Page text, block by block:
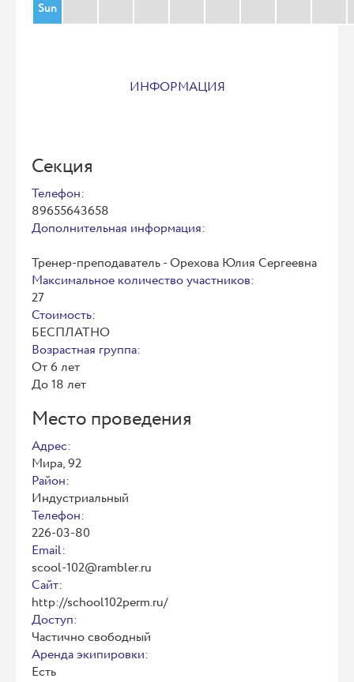
Sun
ИНФОРМАЦИЯ
Секция
Телефон:
89655643658
Дополнительная информация:
Тренер-преподаватель - Орехова Юлия Сергеевна
Максимальное количество участников:
27
Стоимость:
БЕСПЛАТНО
Возрастная группа:
От 6 лет
До 18 лет
Место проведения
Адрес:
Мира, 92
Район:
Индустриальный
Телефон:
226-03-80
Email:
scool-102@rambler.ru
Сайт:
http://school102perm.ru/
Доступ:
Частично свободный
Аренда экипировки:
Есть